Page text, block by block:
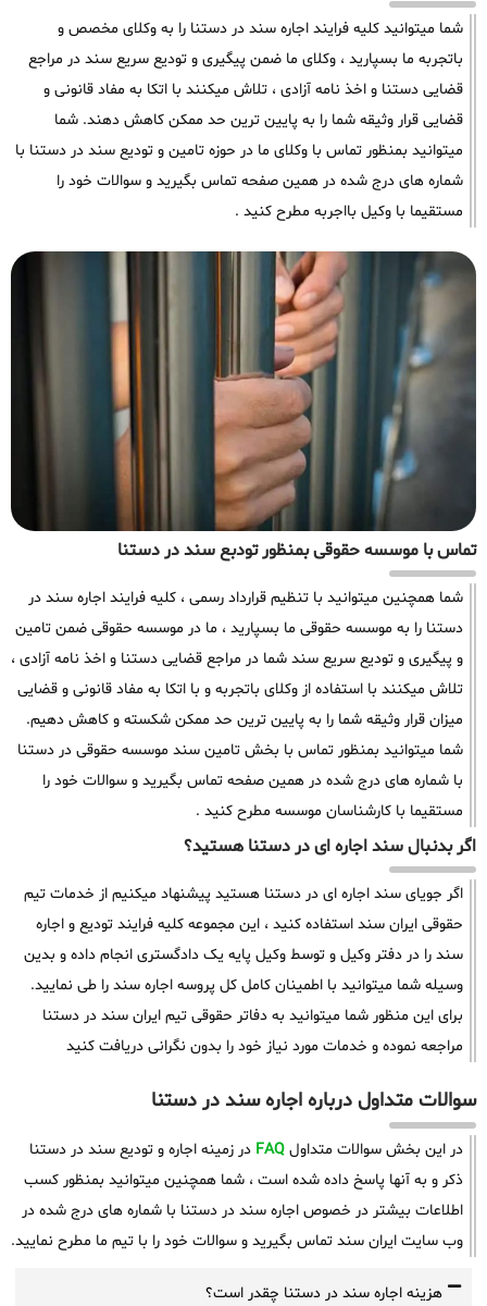
شما میتوانید کلیه فرایند اجاره سند در دستنا را به وکلای مخصص و
باتجربه ما بسپارید ، وکلای ما ضمن پیگیری و تودیع سریع سند در مراجع
قضایی دستنا و اخذ نامه آزادی ، تلاش میکنند با اتکا به مفاد قانونی و
قضایی قرار وثیقه شما را به پایین ترین حد ممکن کاهش دهند. شما
میتوانید بمنظور تماس با وکلای ما در حوزه تامین و تودیع سند در دستنا با
شماره های درج شده در همین صفحه تماس بگیرید و سوالات خود را
مستقیما با وکیل بااجربه مطرح کنید .
تماس با موسسه حقوقی بمنظور تودبع سند در دستنا
شما همچنین میتوانید با تنظیم قرارداد رسمی ، کلیه فرایند اجاره سند در
دستنا را به موسسه حقوقی ما بسپارید ، ما در موسسه حقوقی ضمن تامین
و پیگیری و تودیع سریع سند شما در مراجع قضایی دستنا و اخذ نامه آزادی ،
تلاش میکنند با استفاده از وکلای باتجربه و با اتکا به مفاد قانونی و قضایی
میزان قرار وثیقه شما را به پایین ترین حد ممکن شکسته و کاهش دهیم.
شما میتوانید بمنظور تماس با بخش تامین سند موسسه حقوقی در دستنا
با شماره های درج شده در همین صفحه تماس بگیرید و سوالات خود را
مستقیما با کارشناسان موسسه مطرح کنید .
اگر بدنبال سند اجاره ای در دستنا هستید؟
اگر جویای سند اجاره ای در دستنا هستید پیشنهاد میکنیم از خدمات تیم
حقوقی ایران سند استفاده کنید ، این مجموعه کلیه فرایند تودیع و اجاره
سند را در دفتر وکیل و توسط وکیل پایه یک دادگستری انجام داده و بدین
وسیله شما میتوانید با اطمینان کامل کل پروسه اجاره سند را طی نمایید.
برای این منظور شما میتوانید به دفاتر حقوقی تیم ایران سند در دستنا
مراجعه نموده و خدمات مورد نیاز خود را بدون نگرانی دریافت کنید
سوالات متداول درباره اجاره سند در دستنا
در این بخش سوالات متداول FAQ در زمینه اجاره و تودیع سند در دستنا
ذکر و به آنها پاسخ داده شده است ، شما همچنین میتوانید بمنظور کسب
اطلاعات بیشتر در خصوص اجاره سند در دستنا با شماره های درج شده در
وب سایت ایران سند تماس بگیرید و سوالات خود را با تیم ما مطرح نمایید.
هزینه اجاره سند در دستنا چقدر است؟